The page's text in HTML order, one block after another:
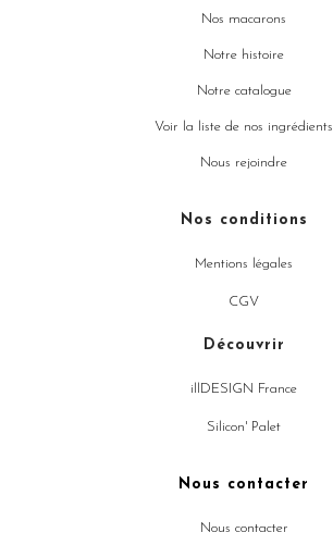
Nos macarons
Notre histoire
Notre catalogue
Voir la liste de nos ingrédients
Nous rejoindre
Nos conditions
Mentions légales
CGV
Découvrir
illDESIGN France
Silicon' Palet
Nous contacter
Nous contacter